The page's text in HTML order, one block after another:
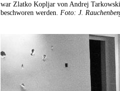
war Zlatko Kopljar von Andrej
beschworen werden. Foto: J.